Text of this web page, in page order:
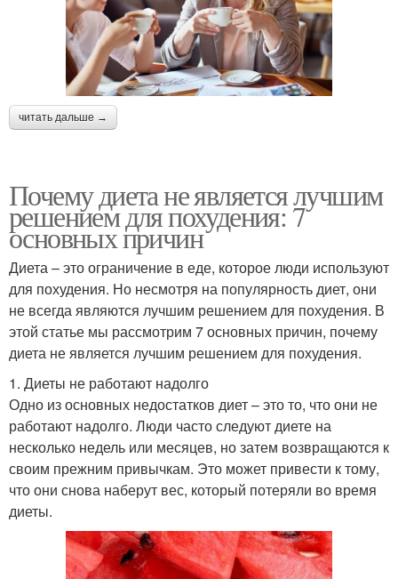
читать дальше →
Почему диета не является лучшим
решением для похудения: 7
основных причин
Диета – это ограничение в еде, которое люди используют
для похудения. Но несмотря на популярность диет, они
не всегда являются лучшим решением для похудения. В
этой статье мы рассмотрим 7 основных причин, почему
диета не является лучшим решением для похудения.
1. Диеты не работают надолго
Одно из основных недостатков диет – это то, что они не
работают надолго. Люди часто следуют диете на
несколько недель или месяцев, но затем возвращаются к
своим прежним привычкам. Это может привести к тому,
что они снова наберут вес, который потеряли во время
диеты.